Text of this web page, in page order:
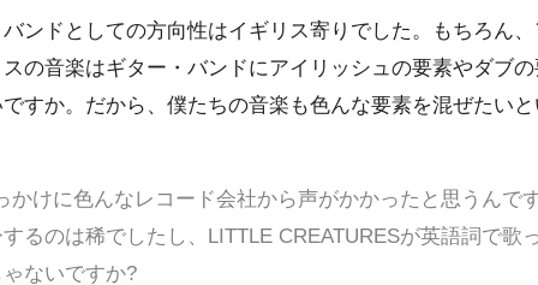
バンドとしての方向性はイギリス寄りでした。もちろん
の音楽はギター・バンドにアイリッシュの要素やダブ
すか。だから、僕たちの音楽も色んな要素を混ぜたい
けに色んなレコード会社から声がかかったと思うんで
るのは稀でしたし、LITTLE CREATURESが英語詞で歌
ないですか?